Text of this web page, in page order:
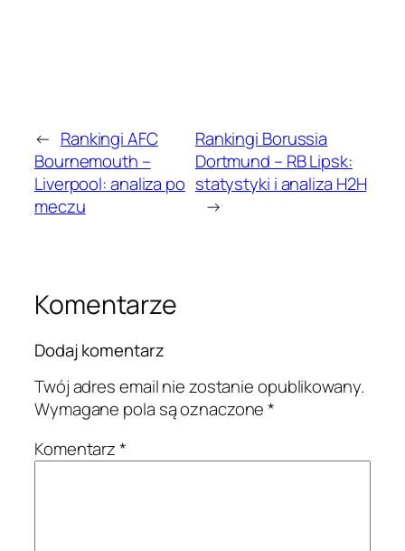
← Rankingi AFC
Bournemouth –
Liverpool: analiza po
meczu
Rankingi Borussia
Dortmund – RB Lipsk:
statystyki i analiza H2H
→
Komentarze
Dodaj komentarz
Twój adres email nie zostanie opublikowany.
Wymagane pola są oznaczone*
Komentarz*